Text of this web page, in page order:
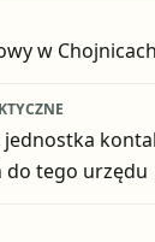
w Chojnicach
jednostka
do tego urzędu